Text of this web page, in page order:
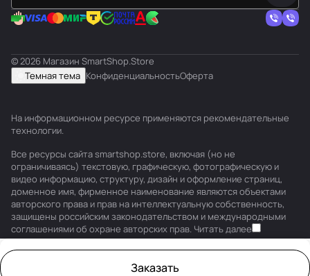
Заказать
© 2026 Магазин SmartShop.Store
Темная тема КонфиденциальностьОферта
На информационном ресурсе применяются рекомендательные
технологии.
Все ресурсы сайта smartshop.store, включая (но не
ограничиваясь) текстовую, графическую, фотографическую и
видео информацию, структуру, дизайн и оформление страниц,
доменное имя, фирменное наименование являются объектами
авторского права и прав на интеллектуальную собственность,
защищены российским законодательством и международными
соглашениями об охране авторских прав. Читать далее